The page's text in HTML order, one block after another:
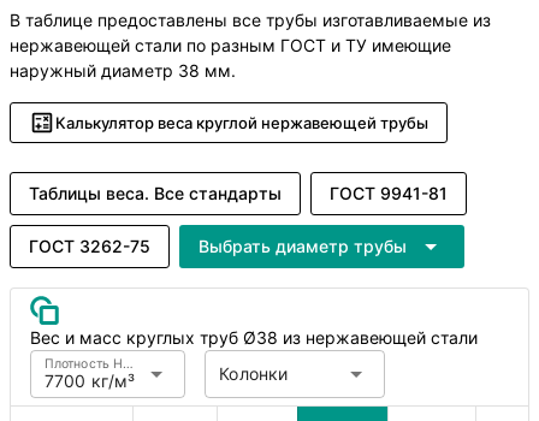
В таблице предоставлены все трубы изготавливаемые из
нержавеющей стали по разным ГОСТ и ТУ имеющие
наружный диаметр 38 мм.
Калькулятор веса круглой нержавеющей трубы
Таблицы веса. Все стандарты ГОСТ 9941-81
ГОСТ 3262-75 Выбрать диаметр трубы
Вес и масс круглых труб Ø38 из нержавеющей стали
7700 кг/м³
Плотность Нержавеющая сталь Колонки